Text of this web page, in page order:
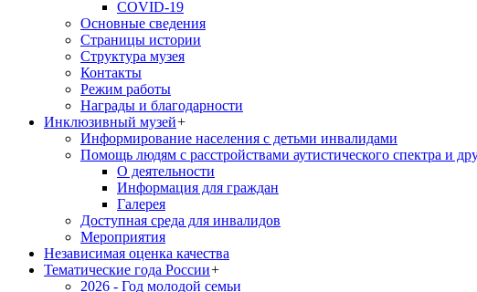
COVID-19
Основные сведения
Страницы истории
Структура музея
Контакты
Режим работы
Награды и благодарности
Инклюзивный музей+
Информирование населения с детьми инвалидами
Помощь людям с расстройствами аутистического спектра и
О деятельности
Информация для граждан
Галерея
Доступная среда для инвалидов
Мероприятия
Независимая оценка качества
Тематические года России+
2026 - Год молодой семьи